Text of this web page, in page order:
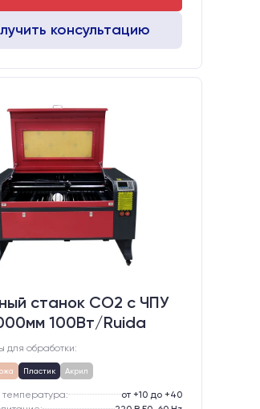
консультацию
станок CO2 c ЧПУ
100Вт/Ruida
для обработки:
Пластик Акрил
температура:
от +10 до +40